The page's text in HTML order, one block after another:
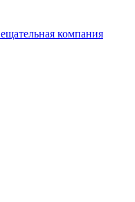
компания